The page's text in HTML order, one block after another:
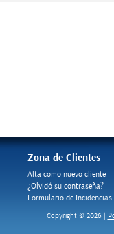
Zona de Clientes
Alta como nuevo cliente
¿Olvidó su contraseña?
Formulario de Incidencias
Copyright © 2026 |